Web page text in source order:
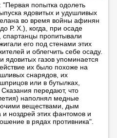
"Первая попытка одолеть
ядовитых и удушливых
во время войны афинян
Р. Х.), когда, при осаде
пропитывали
его под стенами этих
и облегчить себе осаду.
газов упоминается
их было похоже на
снарядов, их
или в бутылках,
передают, что
наполнял медные
веществами, дым
и ноздрей этих фантомов и
в рядах противника".